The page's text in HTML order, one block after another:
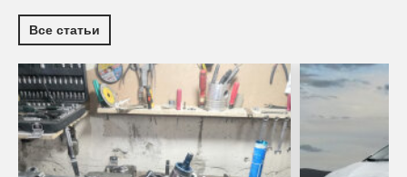
Все статьи